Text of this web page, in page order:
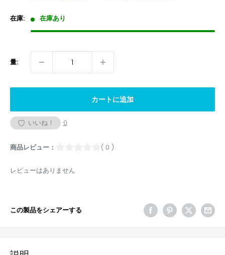
価
格
在庫: 在庫あり
量:
カートに追加
いいね！ 0
商品レビュー： ( 0 )
レビューはありません
この製品をシェアーする